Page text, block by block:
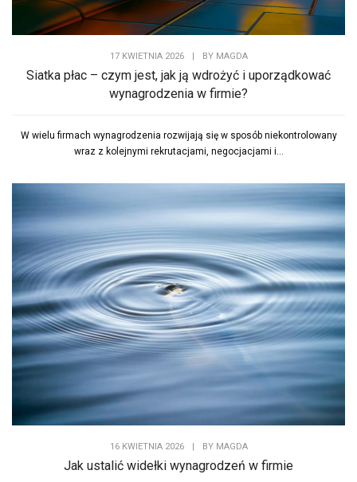
17 KWIETNIA 2026 BY MAGDA
Siatka płac – czym jest, jak ją wdrożyć i uporządkować
wynagrodzenia w firmie?
W wielu firmach wynagrodzenia rozwijają się w sposób niekontrolowany
wraz z kolejnymi rekrutacjami, negocjacjami i...
16 KWIETNIA 2026 BY MAGDA
Jak ustalić widełki wynagrodzeń w firmie